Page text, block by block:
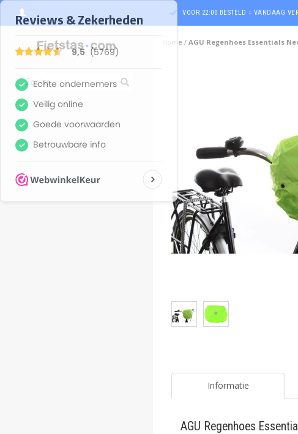
VOOR 22:00 BESTELD = VANDAAG
ghost
Home / AGU Regenhoes Essentials
Informatie
AGU Regenhoes